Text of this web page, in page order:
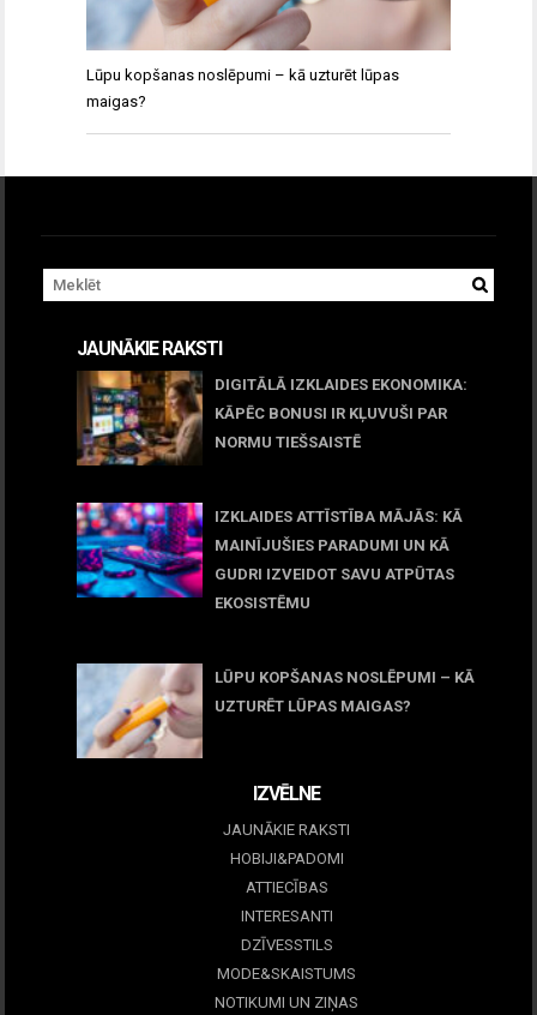
Lūpu kopšanas noslēpumi – kā uzturēt lūpas
maigas?
JAUNĀKIE RAKSTI
DIGITĀLĀ IZKLAIDES EKONOMIKA:
KĀPĒC BONUSI IR KĻUVUŠI PAR
NORMU TIEŠSAISTĒ
IZKLAIDES ATTĪSTĪBA MĀJĀS: KĀ
MAINĪJUŠIES PARADUMI UN KĀ
GUDRI IZVEIDOT SAVU ATPŪTAS
EKOSISTĒMU
LŪPU KOPŠANAS NOSLĒPUMI – KĀ
UZTURĒT LŪPAS MAIGAS?
IZVĒLNE
JAUNĀKIE RAKSTI
HOBIJI&PADOMI
ATTIECĪBAS
INTERESANTI
DZĪVESSTILS
MODE&SKAISTUMS
NOTIKUMI UN ZIŅAS